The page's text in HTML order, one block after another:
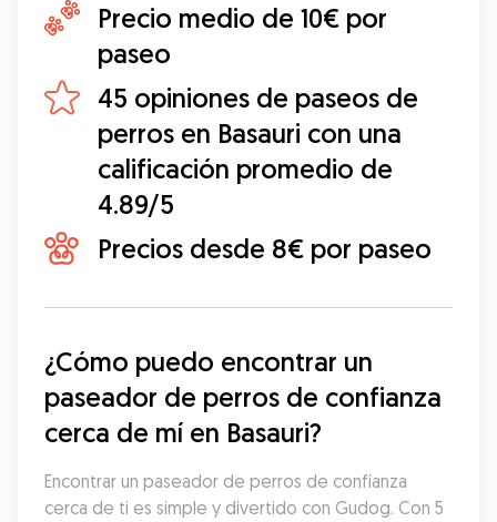
Precio medio de 10€ por
paseo
45 opiniones de paseos de
perros en Basauri con una
calificación promedio de
4.89/5
Precios desde 8€ por paseo
¿Cómo puedo encontrar un
paseador de perros de confianza
cerca de mí en Basauri?
Encontrar un paseador de perros de confianza
cerca de ti es simple y divertido con Gudog. Con 5